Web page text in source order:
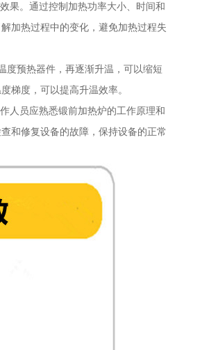
。通过控制加热功率大小、时间和
加热过程中的变化，避免加热过程失
预热器件，再逐渐升温，可以缩短
梯度，可以提高升温效率。
员应熟悉锻前加热炉的工作原理和
和修复设备的故障，保持设备的正常